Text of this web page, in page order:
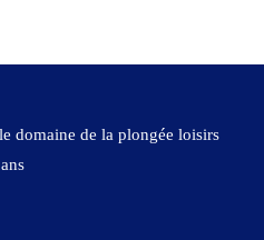
domaine de la plongée loisirs